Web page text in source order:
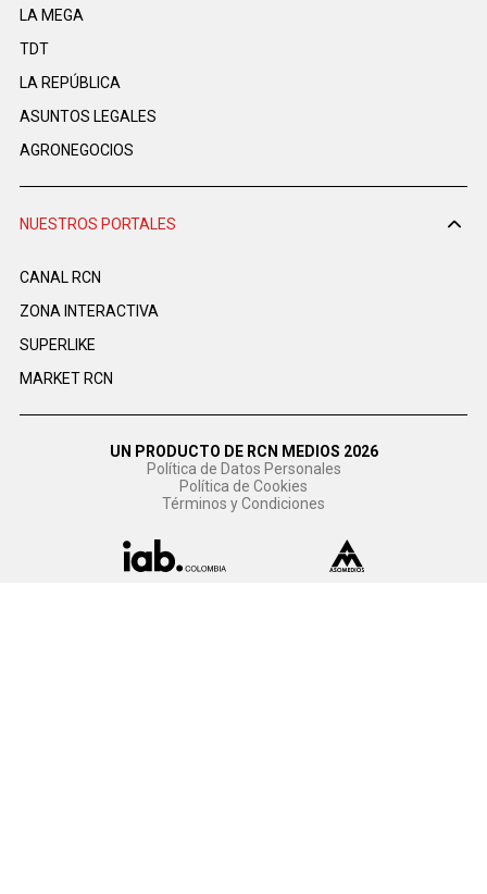
LA MEGA
TDT
LA REPÚBLICA
ASUNTOS LEGALES
AGRONEGOCIOS
NUESTROS PORTALES
CANAL RCN
ZONA INTERACTIVA
SUPERLIKE
MARKET RCN
UN PRODUCTO DE RCN MEDIOS 2026
Política de Datos Personales
Política de Cookies
Términos y Condiciones